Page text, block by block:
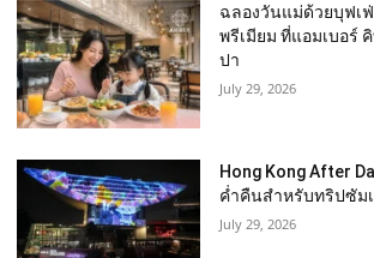
ฉลองวันแม่ด้วยบุฟเ
พรีเมียม ที่แอมเบอร์
ปา
July 29, 2026
Hong Kong After
ค่ำคืนสำหรับทริปซัม
July 29, 2026